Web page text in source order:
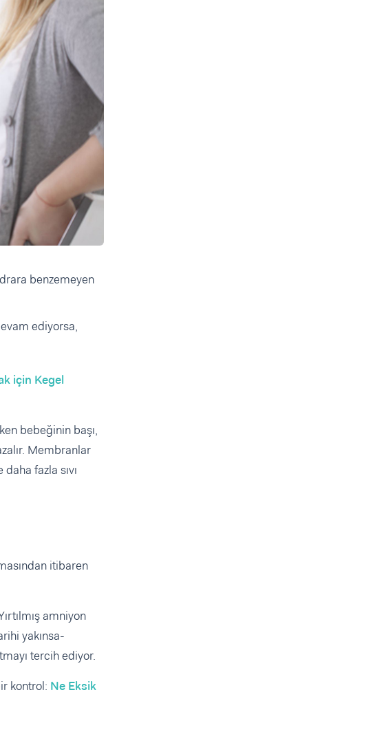
benzemeyen
ediyorsa,
için Kegel
bebeğinin başı,
Membranlar
fazla sıvı
itibaren
amniyon
yakınsa-
tercih ediyor.
kontrol: Ne Eksik